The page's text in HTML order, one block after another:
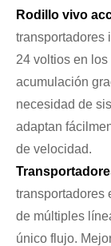
Rodillo vivo
transportadores
24 voltios en
acumulación
necesidad de
adaptan
de velocidad.
transportadores
de múltiples
único flujo.